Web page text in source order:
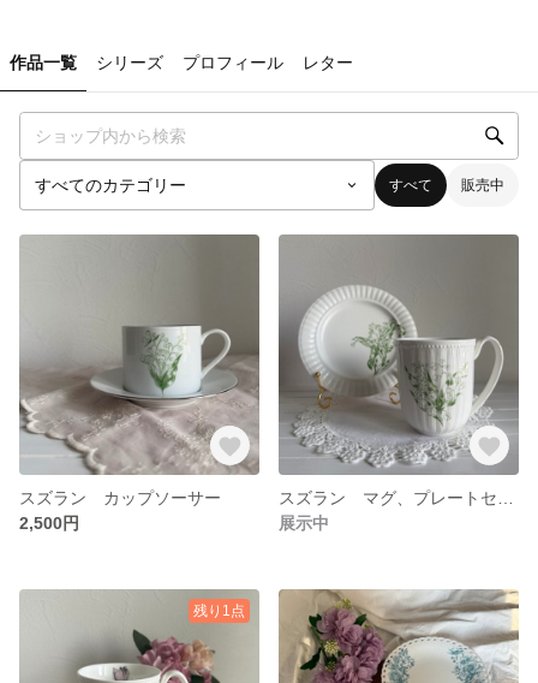
作品一覧 シリーズ プロフィール レター
すべて 販売中
スズラン カップソーサー
2,500円
展示中
残り1点